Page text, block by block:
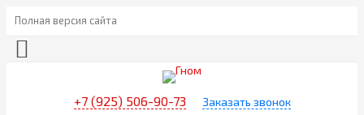
Полная версия сайта
+7 (925) 506-90-73 Заказать звонок